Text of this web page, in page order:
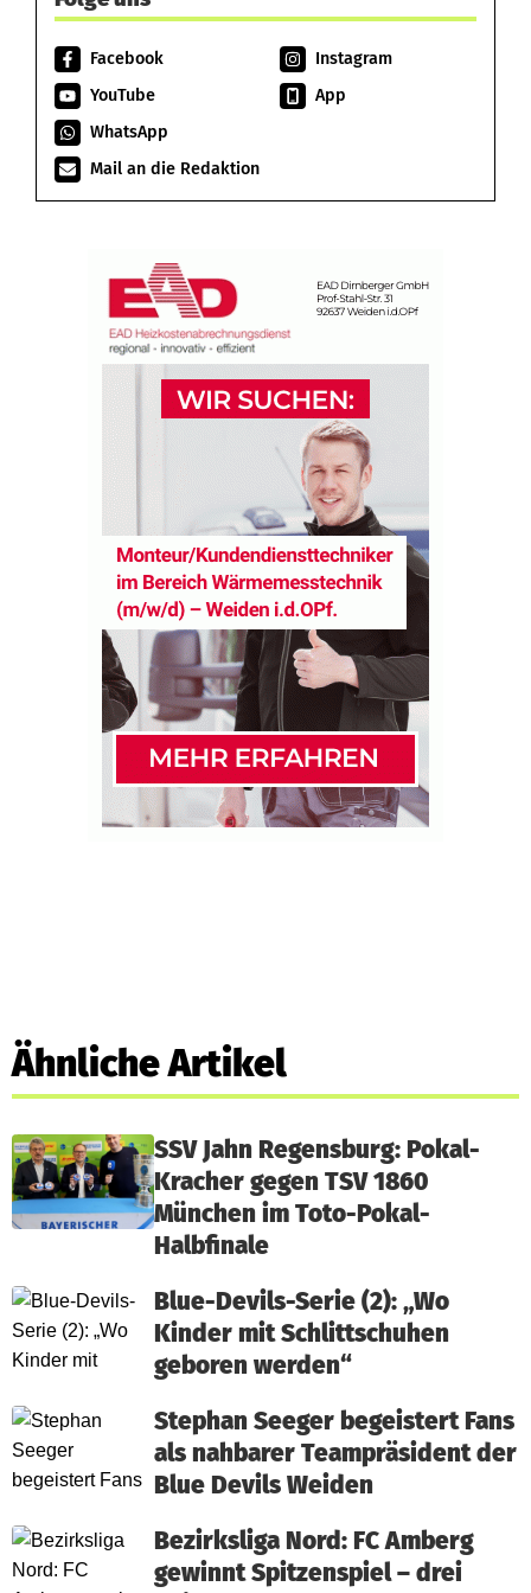
Facebook
Instagram
YouTube
App
WhatsApp
Mail an die Redaktion
Ähnliche Artikel
SSV Jahn Regensburg: Pokal-
Kracher gegen TSV 1860
München im Toto-Pokal-
Halbfinale
Blue-Devils-Serie (2): „Wo
Kinder mit Schlittschuhen
geboren werden“
Stephan Seeger begeistert Fans
als nahbarer Teampräsident der
Blue Devils Weiden
Bezirksliga Nord: FC Amberg
gewinnt Spitzenspiel – drei